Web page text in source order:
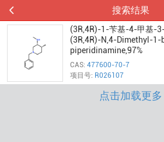
搜索结果
(3R,4R)-1-苄基-4-甲基-
(3R,4R)-N,4-Dimethyl-
piperidinamine,97%
CAS: 477600-70-7
项目号: R026107
点击加载更多